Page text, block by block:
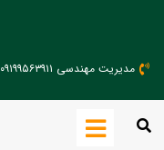
مدیریت مهندسی ۰۹۱۹۹۵۶۳۹۱۱